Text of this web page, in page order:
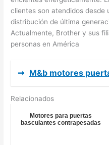
clientes son atendidos desde
distribución de última
Actualmente, Brother y sus
personas en América
➞ M&b motores
Relacionados
Motores para puertas
basculantes contrapesadas